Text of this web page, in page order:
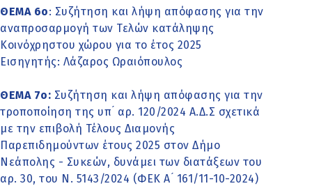
ΘΕΜΑ 6o: Συζήτηση και λήψη απόφασης για την
αναπροσαρμογή των Τελών κατάληψης
Κοινόχρηστου χώρου για το έτος 2025
Εισηγητής: Λάζαρος Ωραιόπουλος
ΘΕΜΑ 7o: Συζήτηση και λήψη απόφασης για την
τροποποίηση της υπ ́ αρ. 120/2024 Α.Δ.Σ σχετικά
με την επιβολή Τέλους Διαμονής
Παρεπιδημούντων έτους 2025 στον Δήμο
Νεάπολης - Συκεών, δυνάμει των διατάξεων του
αρ. 30, του Ν. 5143/2024 (ΦΕΚ Α ́ 161/11-10-2024)